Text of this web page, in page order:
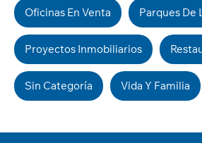
Oficinas En Venta Parques De
Proyectos Inmobiliarios
Sin Categoría Vida Y Familia